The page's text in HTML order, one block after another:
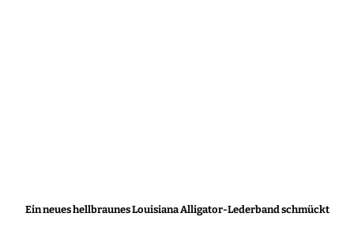
Ein neues hellbraunes Louisiana Alligator-Lederband schmückt